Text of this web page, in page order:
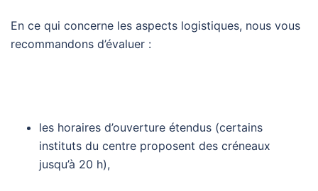
En ce qui concerne les aspects logistiques, nous vous
recommandons d’évaluer :
les horaires d’ouverture étendus (certains
instituts du centre proposent des créneaux
jusqu’à 20 h),